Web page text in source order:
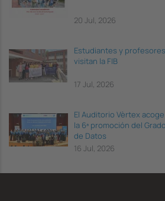
20 Jul, 2026
Estudiantes y
visitan la FIB
17 Jul, 2026
El Auditorio Vèrtex
la 6ª promoción del
de Datos
16 Jul, 2026